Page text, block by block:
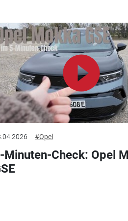
#Opel
Minuten-Check: Opel